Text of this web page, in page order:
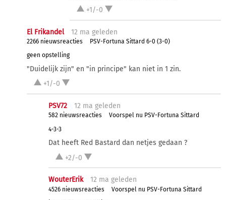
+1/-0
El Frikandel 12 ma geleden
2266 nieuwsreacties
PSV-Fortuna Sittard 6-0 (3-0)
geen opstelling
"Duidelijk zijn" en "in principe" kan niet in 1 zin.
+1/-0
PSV72 12 ma geleden
582 nieuwsreacties
Voorspel nu PSV-Fortuna Sittard
4-3-3
Dat heeft Red Bastard dan netjes gedaan ?
+2/-0
WouterErik 12 ma geleden
4526 nieuwsreacties
Voorspel nu PSV-Fortuna Sittard